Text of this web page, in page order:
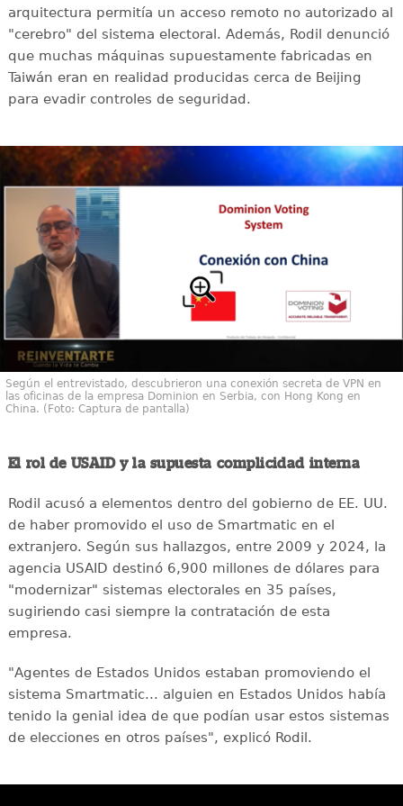
arquitectura permitía un acceso remoto no autorizado al
"cerebro" del sistema electoral. Además, Rodil denunció
que muchas máquinas supuestamente fabricadas en
Taiwán eran en realidad producidas cerca de Beijing
para evadir controles de seguridad.
Según el entrevistado, descubrieron una conexión secreta de VPN en
las oficinas de la empresa Dominion en Serbia, con Hong Kong en
China. (Foto: Captura de pantalla)
El rol de USAID y la supuesta complicidad interna
Rodil acusó a elementos dentro del gobierno de EE. UU.
de haber promovido el uso de Smartmatic en el
extranjero. Según sus hallazgos, entre 2009 y 2024, la
agencia USAID destinó 6,900 millones de dólares para
"modernizar" sistemas electorales en 35 países,
sugiriendo casi siempre la contratación de esta
empresa.
"Agentes de Estados Unidos estaban promoviendo el
sistema Smartmatic... alguien en Estados Unidos había
tenido la genial idea de que podían usar estos sistemas
de elecciones en otros países", explicó Rodil.